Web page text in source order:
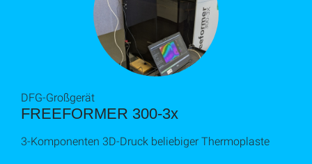
FREEFORMER 300-3x
DFG-Großgerät
3-Komponenten 3D-Druck beliebiger Thermoplaste